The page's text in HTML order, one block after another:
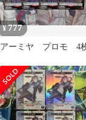
¥777
アーミヤ プロモ 4